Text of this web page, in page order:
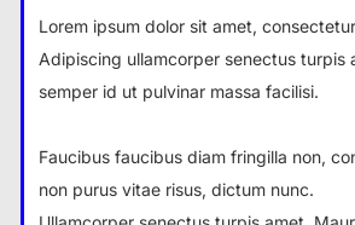
Lorem ipsum dolor sit amet,
Adipiscing ullamcorper senectus turpis
semper id ut pulvinar massa facilisi.
Faucibus faucibus diam fringilla non,
non purus vitae risus, dictum nunc.